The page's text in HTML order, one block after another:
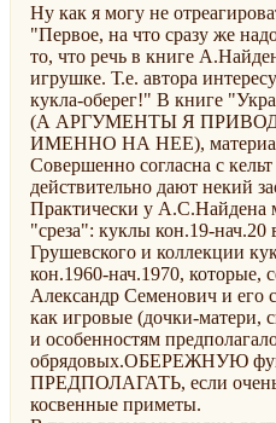
Ну как я могу не
"Первое, на что сразу же
то, что речь в книге
игрушке. Т.е. автора
кукла-оберег!" В книге
(А АРГУМЕНТЫ Я
ИМЕННО НА НЕЕ), материал
Совершенно согласна с
действительно дают некий
Практически у А.С.Найдена
"среза": куклы кон.19-нач.20
Грушевского и коллекции
кон.1960-нач.1970, которые,
Александр Семенович и его
как игровые (дочки-матери,
и особенностям
обрядовых.ОБЕРЕЖНУЮ
ПРЕДПОЛАГАТЬ, если очень
косвенные приметы.